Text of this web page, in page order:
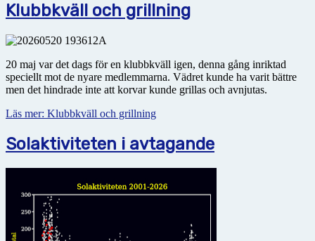
Klubbkväll och grillning
20 maj var det dags för en klubbkväll igen, denna gång inriktad
speciellt mot de nyare medlemmarna. Vädret kunde ha varit bättre
men det hindrade inte att korvar kunde grillas och avnjutas.
Läs mer: Klubbkväll och grillning
Solaktiviteten i avtagande